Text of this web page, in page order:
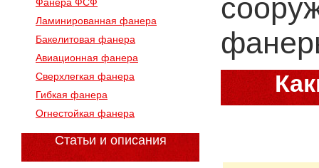
Ламинированная фанера
Бакелитовая фанера
Авиационная фанера
Сверхлегкая фанера
Гибкая фанера
Огнестойкая фанера
Статьи и описания